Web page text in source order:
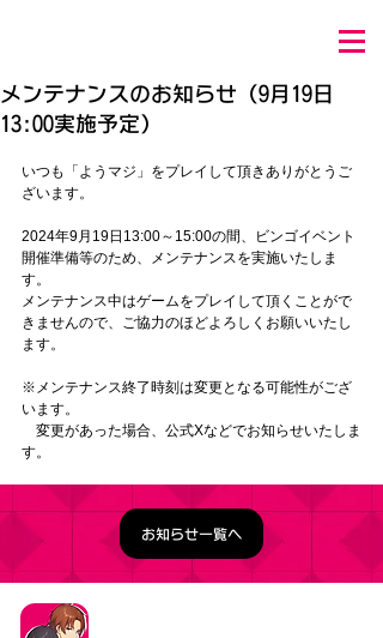
メンテナンスのお知らせ（9月19日
13:00実施予定）
いつも「ようマジ」をプレイして頂きありがとうご
ざいます。
2024年9月19日13:00～15:00の間、
ビンゴイベント
開催準備等のため、メンテナンスを実施いたしま
す。
メンテナンス中はゲームをプレイして頂くことがで
きませんので、ご協力のほどよろしくお願いいたし
ます。
※メンテナンス終了時刻は変更となる可能性がござ
います。
変更があった場合、公式Xなどでお知らせいたしま
す。
お知らせ一覧へ